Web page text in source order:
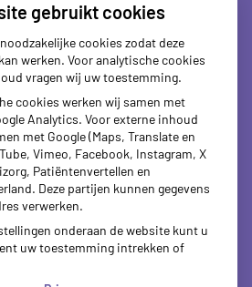
08.00tot
- 12.30
13.30tot
- 18.00
08.00tot
- 12.30
13.30tot
- 18.00
08.00tot
- 12.30
13.30tot
- 18.00
08.00tot
- 12.30
13.30tot
- 18.00
08.00tot
- 12.30
13.30tot
- 18.00
gebruikt cookies
cookies zodat deze
werken. Voor analytische cookies
vragen wij uw toestemming.
cookies werken wij samen met
Analytics. Voor externe inhoud
met Google (Maps, Translate en
Vimeo, Facebook, Instagram, X
Patiëntenvertellen en
Deze partijen kunnen gegevens
verwerken.
onderaan de website kunt u
uw toestemming intrekken of